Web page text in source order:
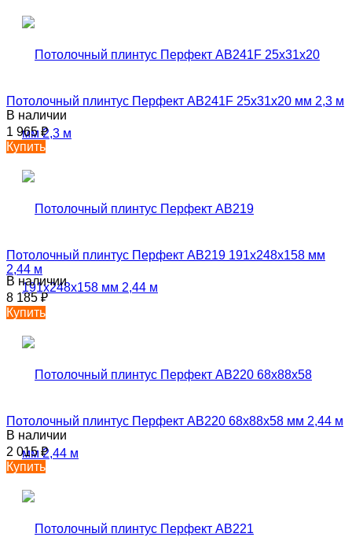
Потолочный плинтус Перфект AB241F 25х31х20 мм 2,3 м
В наличии
1 965₽
Купить
Потолочный плинтус Перфект AB219 191х248х158 мм
2,44 м
В наличии
8 185₽
Купить
Потолочный плинтус Перфект AB220 68х88х58 мм 2,44 м
В наличии
2 015₽
Купить